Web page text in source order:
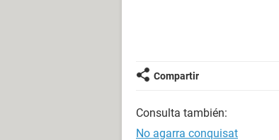
Compartir
Consulta también:
No agarra conquisat